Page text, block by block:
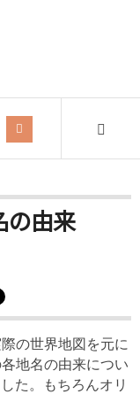
の由来
の世界地図を元に
地名の由来につい
た。もちろんオリ